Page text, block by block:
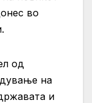
во
од
на
и